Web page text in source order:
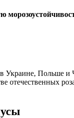
Украине, Польше
отечественных